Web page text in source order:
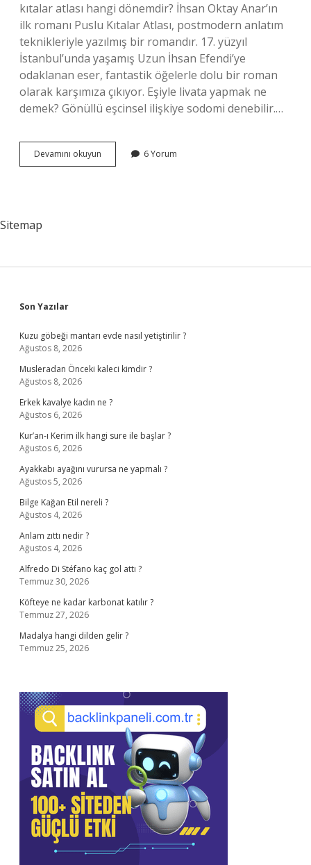
kıtalar atlası hangi dönemdir? İhsan Oktay Anar’ın
ilk romanı Puslu Kıtalar Atlası, postmodern anlatım
teknikleriyle yazılmış bir romandır. 17. yüzyıl
İstanbul’unda yaşamış Uzun İhsan Efendi’ye
odaklanan eser, fantastik öğelerle dolu bir roman
olarak karşımıza çıkıyor. Eşiyle livata yapmak ne
demek? Gönüllü eşcinsel ilişkiye sodomi denebilir.…
Devamını okuyun
Cühela
6 Yorum
Sitemap
Sidebar
Son Yazılar
Kuzu göbeği mantarı evde nasıl yetiştirilir ?
Ağustos 8, 2026
Musleradan Önceki kaleci kimdir ?
Ağustos 8, 2026
Erkek kavalye kadın ne ?
Ağustos 6, 2026
Kur’an-ı Kerim ilk hangi sure ile başlar ?
Ağustos 6, 2026
Ayakkabı ayağını vurursa ne yapmalı ?
Ağustos 5, 2026
Bilge Kağan Etil nereli ?
Ağustos 4, 2026
Anlam zıttı nedir ?
Ağustos 4, 2026
Alfredo Di Stéfano kaç gol attı ?
Temmuz 30, 2026
Köfteye ne kadar karbonat katılır ?
Temmuz 27, 2026
Madalya hangi dilden gelir ?
Temmuz 25, 2026